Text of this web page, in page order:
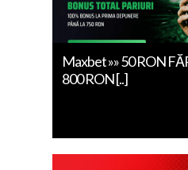
Maxbet »» 50 RON
800 RON [..]